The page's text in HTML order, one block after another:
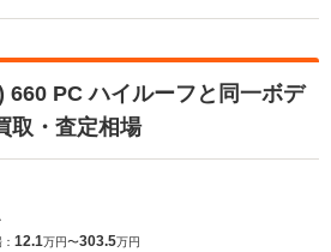
660 PC ハイルーフと同一ボデ
取・査定相場
12.1万円〜303.5万円